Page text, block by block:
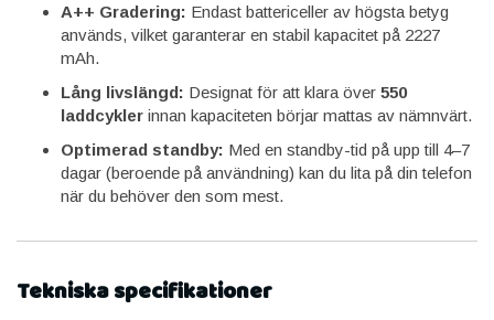
A++ Gradering: Endast battericeller av högsta betyg
används, vilket garanterar en stabil kapacitet på 2227
mAh.
Lång livslängd: Designat för att klara över 550
laddcykler innan kapaciteten börjar mattas av nämnvärt.
Optimerad standby: Med en standby-tid på upp till 4–7
dagar (beroende på användning) kan du lita på din telefon
när du behöver den som mest.
Tekniska specifikationer